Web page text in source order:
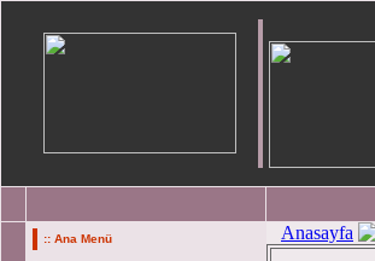
:: Ana Menü Anasayfa